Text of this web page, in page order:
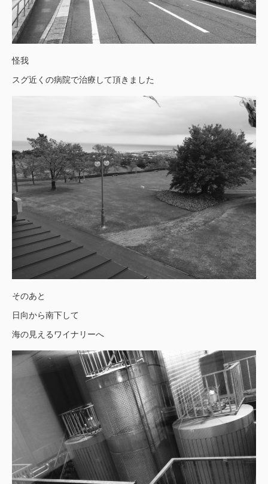
怪我
スグ近くの病院で治療して頂きました
そのあと
日向から南下して
海の見えるワイナリーへ